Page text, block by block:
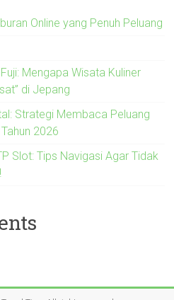
Online yang Penuh Peluang
Mengapa Wisata Kuliner
di Jepang
Strategi Membaca Peluang
2026
Slot: Tips Navigasi Agar Tidak